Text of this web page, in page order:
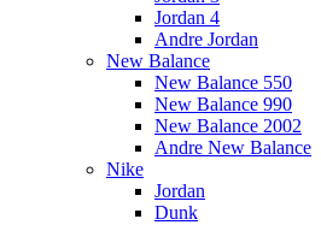
Jordan 4
Andre Jordan
New Balance
New Balance 550
New Balance 990
New Balance 2002
Andre New Balance
Nike
Jordan
Dunk